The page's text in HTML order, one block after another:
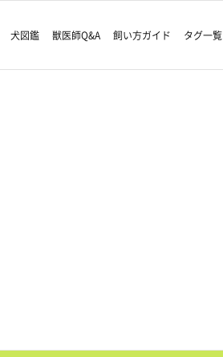
犬図鑑 獣医師Q&A 飼い方ガイド タグ一覧